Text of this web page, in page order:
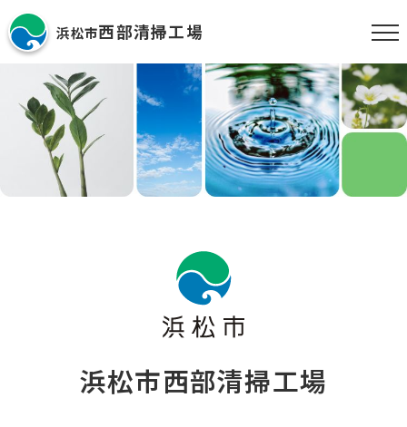
浜松市西部清掃工場
浜松市西部清掃工場